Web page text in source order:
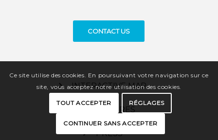
CONTACT US
INTERACTIVE MAP
BROCHURES
PRESS
Ce site utilise des cookies. En poursuivant votre navigation sur ce
site, vous acceptez notre utilisation des cookies.
TOUT ACCEPTER RÉGLAGES
CONTINUER SANS ACCEPTER